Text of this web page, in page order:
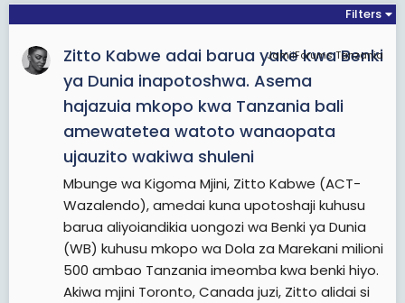
Filters
JamiiForums Tanzania
Zitto Kabwe adai barua yake kwa Benki
ya Dunia inapotoshwa. Asema
hajazuia mkopo kwa Tanzania bali
amewatetea watoto wanaopata
ujauzito wakiwa shuleni
Mbunge wa Kigoma Mjini, Zitto Kabwe (ACT-
Wazalendo), amedai kuna upotoshaji kuhusu
barua aliyoiandikia uongozi wa Benki ya Dunia
(WB) kuhusu mkopo wa Dola za Marekani milioni
500 ambao Tanzania imeomba kwa benki hiyo.
Akiwa mjini Toronto, Canada juzi, Zitto alidai si